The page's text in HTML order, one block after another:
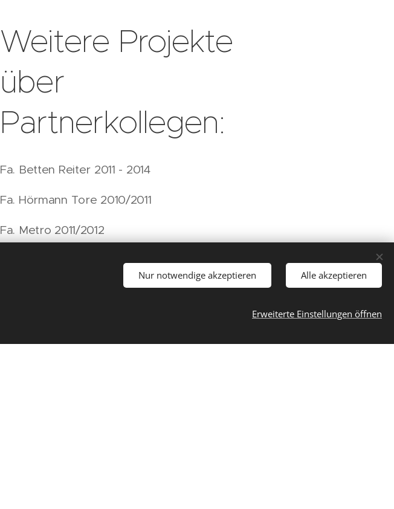
Weitere Projekte
über
Partnerkollegen:
Fa. Betten Reiter 2011 - 2014
Fa. Hörmann Tore 2010/2011
Fa. Metro 2011/2012
Fa. Tretter Schuhe 2012 - 2017
Nur notwendige akzeptieren Alle akzeptieren
Erweiterte Einstellungen öffnen